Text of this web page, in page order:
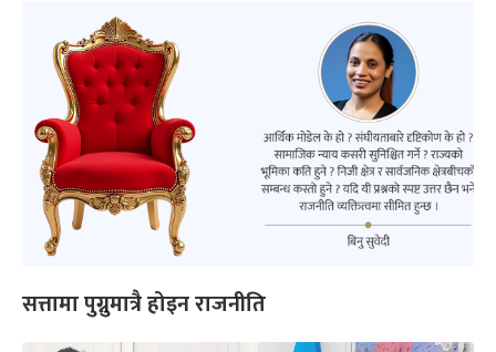
सत्तामा पुग्नुमात्रै होइन राजनीति